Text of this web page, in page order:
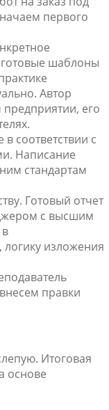
первого
шаблоны
Автор
его
соответствии с
Написание
стандартам
Готовый отчет
с высшим
логику изложения
правки
Итоговая
основе